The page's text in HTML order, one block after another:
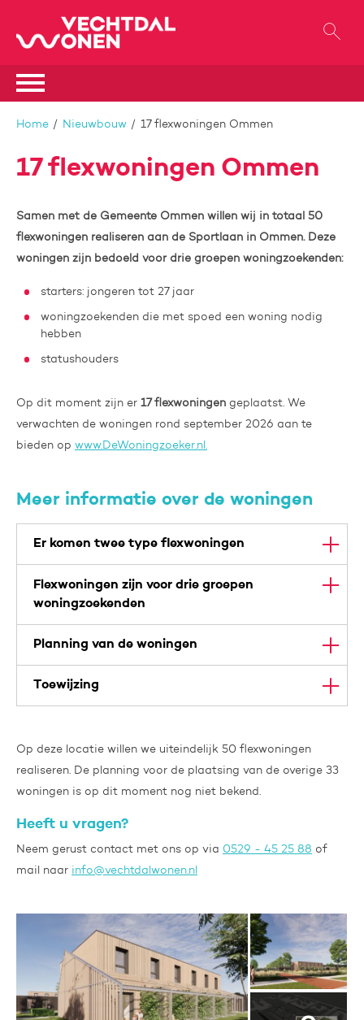
Naar hoofdinhoud
Naar hoofdnavigatiemenu
Naar zoeken
Naar de homepage
Ga naar Hoofd
Home Nieuwbouw 17 flexwoningen Ommen
17 flexwoningen Ommen
Samen met de Gemeente Ommen willen wij in totaal 50
flexwoningen realiseren aan de Sportlaan in Ommen. Deze
woningen zijn bedoeld voor drie groepen woningzoekenden:
starters: jongeren tot 27 jaar
woningzoekenden die met spoed een woning nodig
hebben
statushouders
Op dit moment zijn er 17 flexwoningen geplaatst. We
verwachten de woningen rond september 2026 aan te
bieden op www.DeWoningzoeker.nl.
Meer informatie over de woningen
Er komen twee type flexwoningen
Flexwoningen zijn voor drie groepen
woningzoekenden
Planning van de woningen
Toewijzing
Op deze locatie willen we uiteindelijk 50 flexwoningen
realiseren. De planning voor de plaatsing van de overige 33
woningen is op dit moment nog niet bekend.
Heeft u vragen?
Neem gerust contact met ons op via 0529 - 45 25 88 of
mail naar info@vechtdalwonen.nl